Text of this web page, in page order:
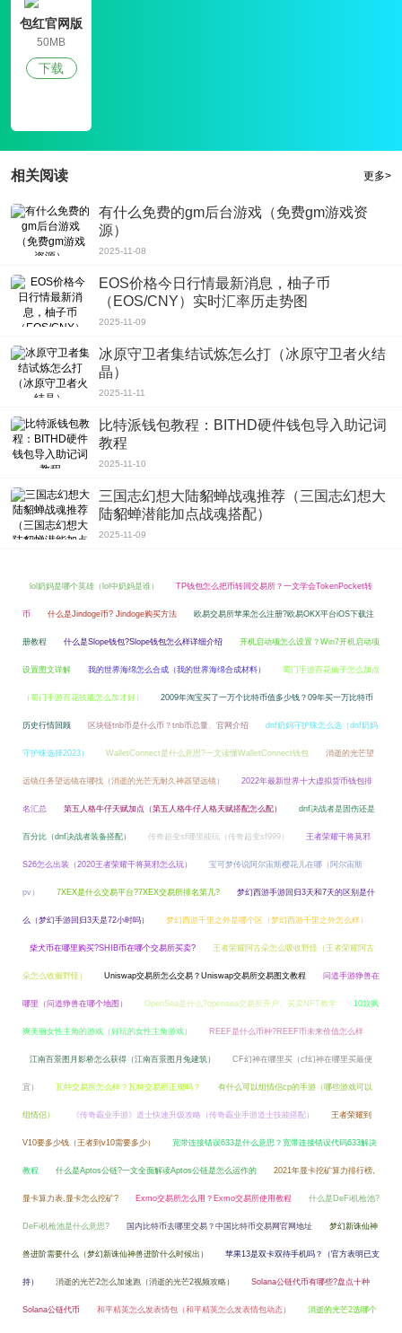
更便宜的购物方式;
2、越来越多的用户会喜欢在这里购物，而且会有质量更好、更容易买到的商品;
1、购物与社交有效结合，网上购物获得很好的购物效益;
2、喜欢购物的人可以聚集在这里，每个人都可以分享他们的网上购物体验;
3、如果有什么新的优惠省钱活动，包红app官方最新ios苹果版会在第一时间让
包红官网版
50MB
下载
相关阅读 更多>
有什么免费的gm后台游戏（免费gm游戏资
源）
2025-11-08
EOS价格今日行情最新消息，柚子币
（EOS/CNY）实时汇率历走势图
2025-11-09
冰原守卫者集结试炼怎么打（冰原守卫者火结
晶）
2025-11-11
比特派钱包教程：BITHD硬件钱包导入助记词
教程
2025-11-10
三国志幻想大陆貂蝉战魂推荐（三国志幻想大
陆貂蝉潜能加点战魂搭配）
2025-11-09
lol奶妈是哪个英雄（lol中奶妈是谁） TP钱包怎么把币转回交易所？一文学会TokenPocket转
币 什么是Jindoge币? Jindoge购买方法 欧易交易所苹果怎么注册?欧易OKX平台iOS下载注
册教程 什么是Slope钱包?Slope钱包怎么样详细介绍 开机启动项怎么设置？Win7开机启动项
设置图文详解 我的世界海绵怎么合成（我的世界海绵合成材料） 蜀门手游百花仙子怎么加点
（蜀门手游百花技能怎么加才好） 2009年淘宝买了一万个比特币值多少钱？09年买一万比特币
历史行情回顾 区块链tnb币是什么币？tnb币总量、官网介绍 dnf奶妈守护珠怎么选（dnf奶妈
守护珠选择2023） WalletConnect是什么意思?一文读懂WalletConnect钱包 消逝的光芒望
远镜任务望远镜在哪找（消逝的光芒无耐久神器望远镜） 2022年最新世界十大虚拟货币钱包排
名汇总 第五人格牛仔天赋加点（第五人格牛仔人格天赋搭配怎么配） dnf决战者是固伤还是
百分比（dnf决战者装备搭配） 传奇超变sf哪里能玩（传奇超变sf999） 王者荣耀干将莫邪
S26怎么出装（2020王者荣耀干将莫邪怎么玩） 宝可梦传说阿尔宙斯樱花儿在哪（阿尔宙斯
pv） 7XEX是什么交易平台?7XEX交易所排名第几? 梦幻西游手游回归3天和7天的区别是什
么（梦幻手游回归3天是72小时吗） 梦幻西游千里之外是哪个区（梦幻西游千里之外怎么样）
柴犬币在哪里购买?SHIB币在哪个交易所买卖? 王者荣耀阿古朵怎么吸收野怪（王者荣耀阿古
朵怎么收服野怪） Uniswap交易所怎么交易？Uniswap交易所交易图文教程 问道手游狰兽在
哪里（问道狰兽在哪个地图） OpenSea是什么?opensea交易所开户、买卖NFT教学 10款飒
爽美丽女性主角的游戏（好玩的女性主角游戏） REEF是什么币种?REEF币未来价值怎么样
江南百景图月影桥怎么获得（江南百景图月兔建筑） CF幻神在哪里买（cf幻神在哪里买最便
宜） 瓦特交易所怎么样？瓦特交易所正规吗？ 有什么可以组情侣cp的手游（哪些游戏可以
组情侣） 《传奇霸业手游》道士快速升级攻略（传奇霸业手游道士技能搭配） 王者荣耀到
V10要多少钱（王者到v10需要多少） 宽带连接错误633是什么意思？宽带连接错误代码633解决
教程 什么是Aptos公链?一文全面解读Aptos公链是怎么运作的 2021年显卡挖矿算力排行榜,
显卡算力表,显卡怎么挖矿? Exmo交易所怎么用？Exmo交易所使用教程 什么是DeFi机枪池?
DeFi机枪池是什么意思? 国内比特币去哪里交易？中国比特币交易网官网地址 梦幻新诛仙神
兽进阶需要什么（梦幻新诛仙神兽进阶什么时候出） 苹果13是双卡双待手机吗？（官方表明已支
持） 消逝的光芒2怎么加速跑（消逝的光芒2视频攻略） Solana公链代币有哪些?盘点十种
Solana公链代币 和平精英怎么发表情包（和平精英怎么发表情包动态） 消逝的光芒2选哪个